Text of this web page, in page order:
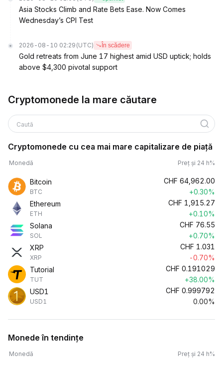
Asia Stocks Climb and Rate Bets Ease. Now Comes
Wednesday’s CPI Test
2026-08-10 02:29 (UTC) În scădere
Gold retreats from June 17 highest amid USD uptick; holds
above $4,300 pivotal support
Cryptomonede la mare căutare
Caută
Cryptomonede cu cea mai mare capitalizare de piață
Monedă Preț și 24 h%
Bitcoin
BTC
CHF 64,962.00
+0.30%
Ethereum
ETH
CHF 1,915.27
+0.10%
Solana
SOL
CHF 76.55
+0.70%
XRP
XRP
CHF 1.031
-0.70%
Tutorial
TUT
CHF 0.191029
+38.00%
USD1
USD1
CHF 0.999792
0.00%
Monede în tendințe
Monedă Preț și 24 h%